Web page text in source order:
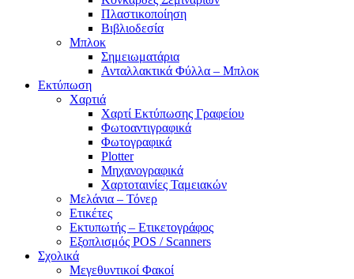
Πλαστικοποίηση
Βιβλιοδεσία
Μπλοκ
Σημειωματάρια
Ανταλλακτικά Φύλλα – Μπλοκ
Εκτύπωση
Χαρτιά
Χαρτί Εκτύπωσης Γραφείου
Φωτοαντιγραφικά
Φωτογραφικά
Plotter
Μηχανογραφικά
Χαρτοταινίες Ταμειακών
Μελάνια – Τόνερ
Ετικέτες
Εκτυπωτής – Ετικετογράφος
Εξοπλισμός POS / Scanners
Σχολικά
Μεγεθυντικοί Φακοί